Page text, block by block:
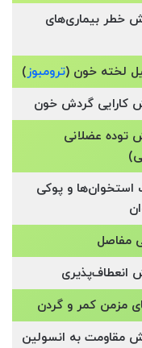
خطر بیماری‌های
لخته خون (ترومبوز)
کارایی گردش خون
توده عضلانی
و پوکی
مفاصل
انعطاف‌پذیری
مزمن کمر و گردن
مقاومت به انسولین